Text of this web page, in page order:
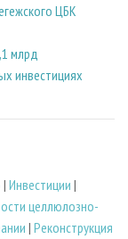
ЦБК
млрд
инвестициях
| Инвестиции |
целлюлозно-
| Реконструкция